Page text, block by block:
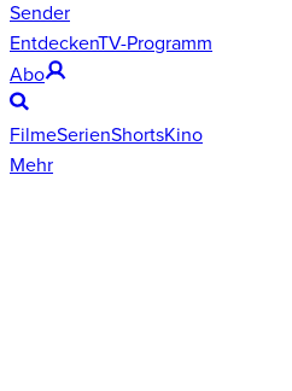
Sender
EntdeckenTV-Programm
Abo
FilmeSerienShortsKino
Mehr